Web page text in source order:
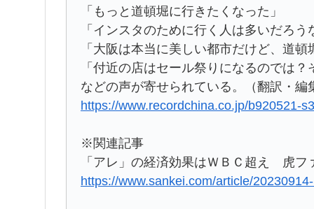
「もっと道頓堀に行きたくなった」
「インスタのために行く人は多いだろう
「大阪は本当に美しい都市だけど、道
「付近の店はセール祭りになるのでは
などの声が寄せられている。（翻訳・編
https://www.recordchina.co.jp/b920521-
※関連記事
「アレ」の経済効果はＷＢＣ超え 虎フ
https://www.sankei.com/article/